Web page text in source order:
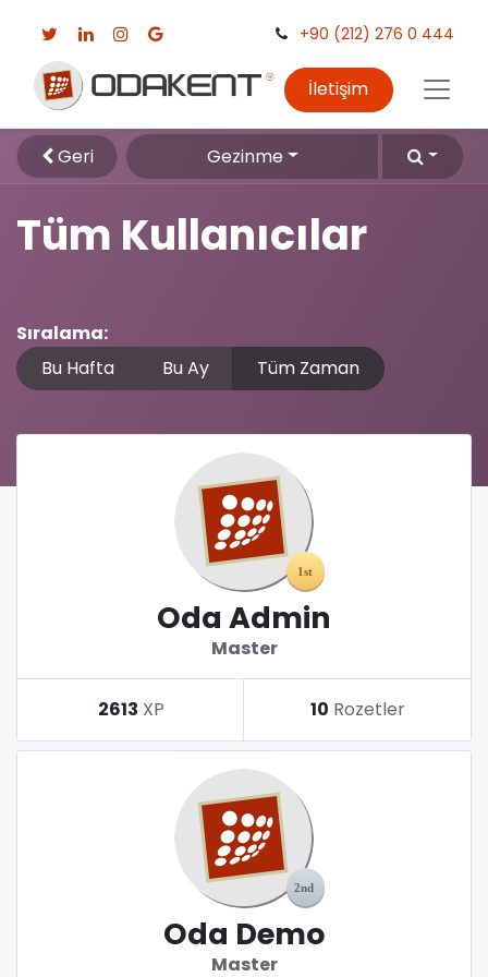
+90 (212) 276 0 444
İletişim
Geri Gezinme
Tüm Kullanıcılar
Sıralama:
Bu Hafta
Bu Ay Tüm Zaman
Oda Admin
Master
2613 XP 10 Rozetler
Oda Demo
Master